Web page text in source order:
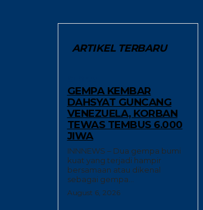
ARTIKEL TERBARU
GEMPA KEMBAR
DAHSYAT GUNCANG
VENEZUELA, KORBAN
TEWAS TEMBUS 6.000
JIWA
INNNEWS – Dua gempa bumi
kuat yang terjadi hampir
bersamaan atau dikenal
sebagai gempa...
August 6, 2026